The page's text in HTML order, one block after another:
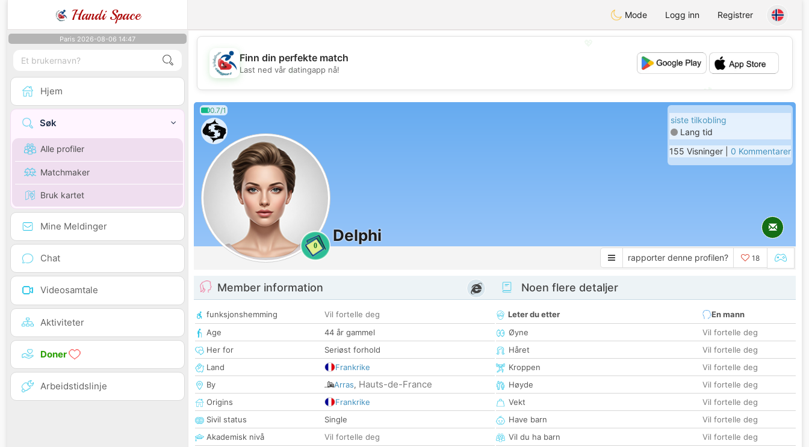
Handi Space Mode Logg inn Registrer
Paris 2026-08-06 14:47
Hjem
Søk
Alle profiler
Matchmaker
Bruk kartet
Mine Meldinger
Chat
Videosamtale
Aktiviteter
Doner
Arbeidstidslinje
💖
Finn din perfekte match
Last ned vår datingapp nå!
0.7/1
0
Delphi
siste tilkobling
Lang tid
155 Visninger | 0 Kommentarer
rapporter denne profilen? 18
Member information
funksjonshemming
Vil fortelle deg
Age
44 år gammel
Her for
Seriøst forhold
Land
Frankrike
By
Arras, Hauts-de-France
Origins
Frankrike
Sivil status
Single
Akademisk nivå
Vil fortelle deg
Noen flere detaljer
Leter du etter
En mann
Øyne
Vil fortelle deg
Håret
Vil fortelle deg
Kroppen
Vil fortelle deg
Høyde
Vil fortelle deg
Vekt
Vil fortelle deg
Have barn
Vil fortelle deg
Vil du ha barn
Vil fortelle deg